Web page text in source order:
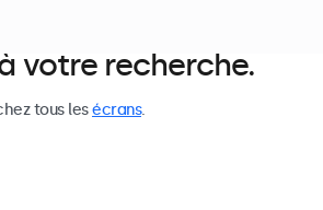
votre recherche.
tous lesécrans.